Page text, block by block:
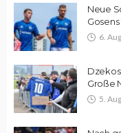
Neue
6.
Große
5.